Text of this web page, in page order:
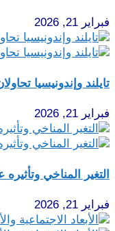
فبراير 21, 2026
تايلند وإندونيسيا
فبراير 21, 2026
التغير المناخي
فبراير 21, 2026